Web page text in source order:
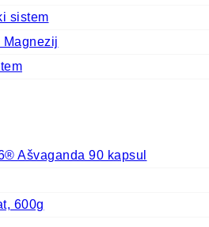
sistem
Magnezij
Ašvaganda 90 kapsul
600g